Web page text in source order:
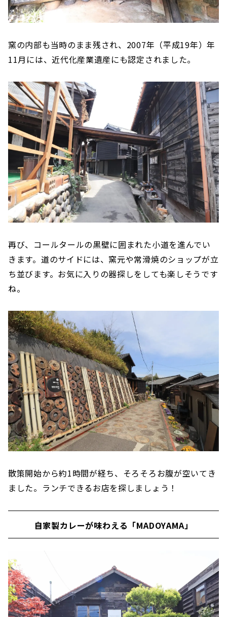
窯の内部も当時のまま残され、2007年（平成19年）年
11月には、近代化産業遺産にも認定されました。
再び、コールタールの黒壁に囲まれた小道を進んでい
きます。道のサイドには、窯元や常滑焼のショップが立
ち並びます。お気に入りの器探しをしても楽しそうです
ね。
散策開始から約1時間が経ち、そろそろお腹が空いてき
ました。ランチできるお店を探しましょう！
自家製カレーが味わえる「MADOYAMA」